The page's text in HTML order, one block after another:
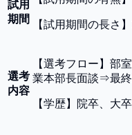
試用
期間
【試用期間の長さ 】
選考
内容
【選考フロー 】 部
業本部長面談⇒最
【学歴】 院卒、大卒